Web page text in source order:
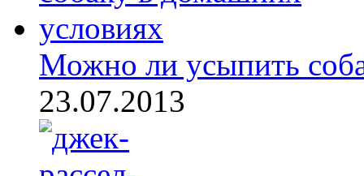
Можно ли усыпить
23.07.2013